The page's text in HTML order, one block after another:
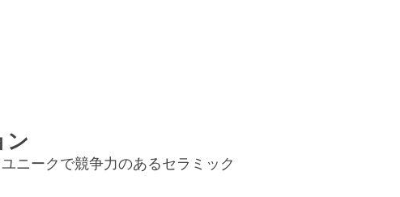
ン
ニークで競争力のあるセラミック